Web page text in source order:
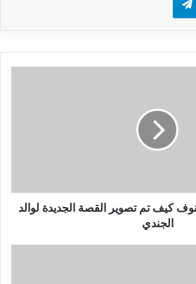
كيف تم تصوير القصة الجديدة لوالد
الجندي